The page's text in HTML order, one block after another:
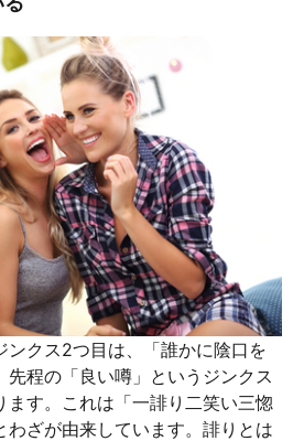
ンクス2つ目は、「誰かに陰口を
先程の「良い噂」というジンクス
ます。これは「一誹り二笑い三惚
わざが由来しています。誹りとは